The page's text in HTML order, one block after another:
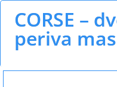
CORSE –
periva